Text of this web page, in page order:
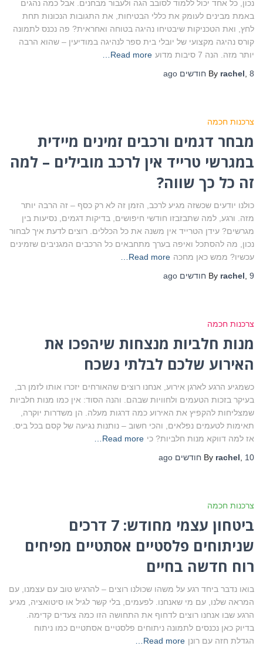
נכון, כל אחד יכול ללמוד לסובב הגה ולעבור מבחנים. אבל כמה נהגים
באמת מבינים לעומק את כללי הבטיחות, את התגובות הנכונות תחת
לחץ, ואת הטכניקות שיבטיחו נהיגה בטוחה ואחראית? פה נכנס לתמונה
קורס נהיגה מקצועי של יובלי בית ספר לנהיגה במודיעין – שהוא הרבה
יותר מזה. הנה 7 סיבות מדוע
Read more…
By rachel 8 חודשים
צרכנות חכמה
מבחר דגמים ורכבים זמינים מיידית
במגרשי טרייד אין לרכב מובילים – למה
זה כל כך שווה?
כולנו יודעים שכשזה מגיע לרכב, הזמן זה לא רק כסף – זה הרבה יותר
מזה. ורגע, למה שתבזבזו חודשי חיפושים, בדיקות דגמים, נסיעות בין
מגרשים? עידן הטרייד אין משנה את כל הכללים. רוצים לדעת איך לבחור
נכון, מה להסתכל ואיפה בערך מתחבאים כל הרכבים המגניבים שזמינים
עכשיו? ממש כאן מחכה Read more…
By rachel 9 חודשים
צרכנות חכמה
מנות חלביות מנצחות שיהפכו את
האירוע שלכם לבלתי נשכח
כשמגיע הרגע לארגן אירוע, אנחנו רוצים שהאורחים יזכרו אותו לזמן רב,
בעיקר בזכות הטעמים ולחוויות שבהם. והנה הסוד: אין כמו מנות חלביות
שמצליחות להקפיץ את האירוע כמה דרגות מעלה. הן משדרות יוקרה,
תאימות לטעמים נפלאים, והכי חשוב – נותנות נגיעה של קסם בכל ביס.
אז למה דווקא מנות חלביות? כי Read more…
By rachel 10 חודשים
צרכנות חכמה
ביטחון עצמי מחודש: 7 דרכים
שניתוחים פלסטיים אסתטיים מפיחים
רוח חדשה בחיים
בואו נדבר ביחד רגע על משהו שכולנו רוצים – להרגיש טוב עם עצמנו, עם
המראה שלנו, עם מי שאנחנו. לפעמים, בלי קשר לגיל או סיטואציה, מגיע
הרגע שבו אנחנו רוצים לדחוף את התחושה הזו כמה צעדים קדימה.
בדיוק כאן נכנסים לתמונה ניתוחים פלסטיים אסתטיים כמו ניתוח
הגדלת חזה עם רונן Read more…